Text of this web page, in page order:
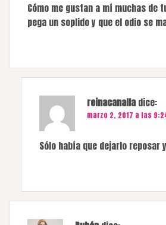
Cómo me gustan a mí muchas de
pega un soplido y que el odio se
reinacanalla dice:
marzo 2, 2017 a las
Sólo había que dejarlo reposar